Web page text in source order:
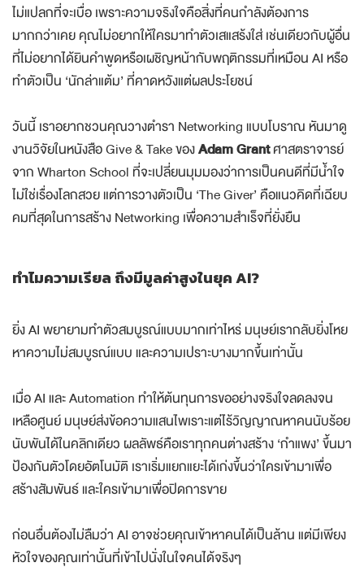
ไม่แปลกที่จะเบื่อ เพราะความจริงใจคือสิ่งที่คนกำลังต้องการ
มากกว่าเคย คุณไม่อยากให้ใครมาทำตัวเสแสร้งใส่ เช่นเดียวกับผู้อื่น
ที่ไม่อยากได้ยินคำพูดหรือเผชิญหน้ากับพฤติกรรมที่เหมือน AI หรือ
ทำตัวเป็น ‘นักล่าแต้ม’ ที่คาดหวังแต่ผลประโยชน์
วันนี้ เราอยากชวนคุณวางตำรา Networking แบบโบราณ หันมาดู
งานวิจัยในหนังสือ Give & Take ของAdam Grantศาสตราจารย์
จาก Wharton School ที่จะเปลี่ยนมุมมองว่าการเป็นคนดีที่มีน้ำใจ
ไม่ใช่เรื่องโลกสวย แต่การวางตัวเป็น ‘The Giver’ คือแนวคิดที่เฉียบ
คมที่สุดในการสร้าง Networking เพื่อความสำเร็จที่ยั่งยืน
ทำไมความเรียล ถึงมีมูลค่าสูงในยุค AI?
ยิ่ง AI พยายามทำตัวสมบูรณ์แบบมากเท่าไหร่ มนุษย์เรากลับยิ่งโหย
หาความไม่สมบูรณ์แบบ และความเปราะบางมากขึ้นเท่านั้น
เมื่อ AI และ Automation ทำให้ต้นทุนการขออย่างจริงใจลดลงจน
เหลือศูนย์ มนุษย์ส่งข้อความแสนไพเราะแต่ไร้วิญญาณหาคนนับร้อย
นับพันได้ในคลิกเดียว ผลลัพธ์คือเราทุกคนต่างสร้าง ‘กำแพง’ ขึ้นมา
ป้องกันตัวโดยอัตโนมัติ เราเริ่มแยกแยะได้เก่งขึ้นว่าใครเข้ามาเพื่อ
สร้างสัมพันธ์ และใครเข้ามาเพื่อปิดการขาย
ก่อนอื่นต้องไม่ลืมว่า AI อาจช่วยคุณเข้าหาคนได้เป็นล้าน แต่มีเพียง
หัวใจของคุณเท่านั้นที่เข้าไปนั่งในใจคนได้จริงๆ